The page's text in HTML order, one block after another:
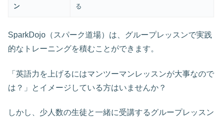
ン
る
SparkDojo（スパーク道場）は、グループレッスンで実践
的なトレーニングを積むことができます。
「英語力を上げるにはマンツーマンレッスンが大事なので
は？」とイメージしている方はいませんか？
しかし、少人数の生徒と一緒に受講するグループレッスン